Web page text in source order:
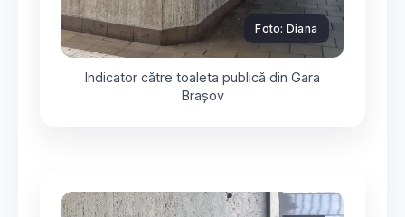
Foto: Diana
Indicator către toaleta publică din Gara
Brașov